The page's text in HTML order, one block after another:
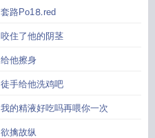
套路Рo1⒏red
咬住了他的阴茎
给他擦身
徒手给他洗鸡吧
我的精液好吃吗再喂你一次
欲擒故纵